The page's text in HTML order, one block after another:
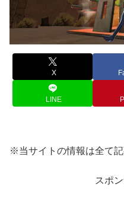
X
LINE
※当サイトの情報は全て
スポ